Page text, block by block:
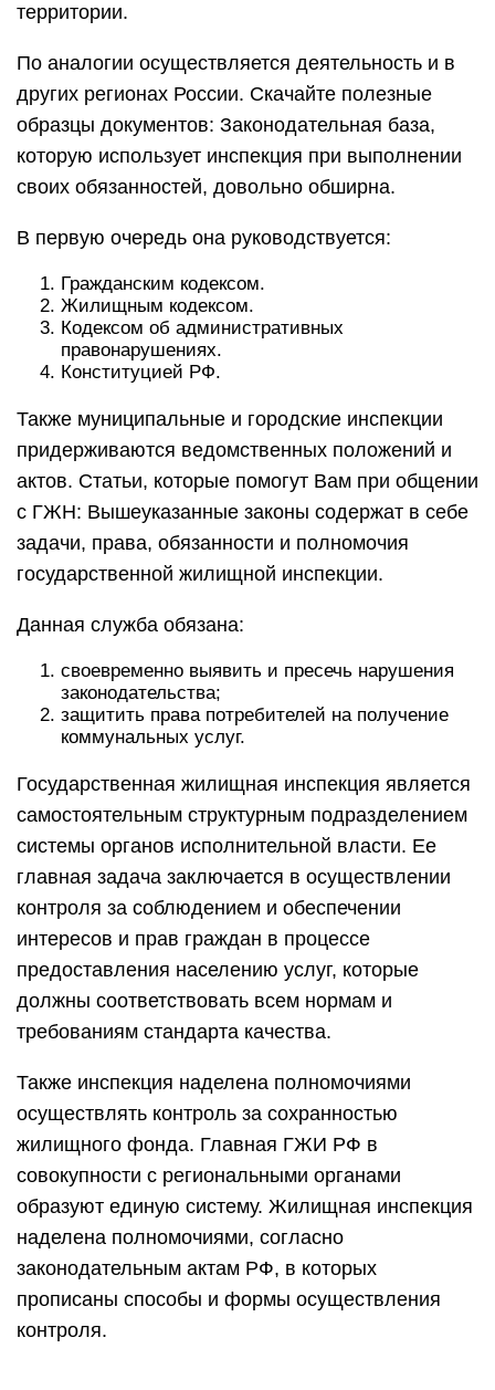
территории.
По аналогии осуществляется деятельность и в
других регионах России. Скачайте полезные
образцы документов: Законодательная база,
которую использует инспекция при выполнении
своих обязанностей, довольно обширна.
В первую очередь она руководствуется:
Гражданским кодексом.
Жилищным кодексом.
Кодексом об административных
правонарушениях.
Конституцией РФ.
Также муниципальные и городские инспекции
придерживаются ведомственных положений и
актов. Статьи, которые помогут Вам при общении
с ГЖН: Вышеуказанные законы содержат в себе
задачи, права, обязанности и полномочия
государственной жилищной инспекции.
Данная служба обязана:
своевременно выявить и пресечь нарушения
законодательства;
защитить права потребителей на получение
коммунальных услуг.
Государственная жилищная инспекция является
самостоятельным структурным подразделением
системы органов исполнительной власти. Ее
главная задача заключается в осуществлении
контроля за соблюдением и обеспечении
интересов и прав граждан в процессе
предоставления населению услуг, которые
должны соответствовать всем нормам и
требованиям стандарта качества.
Также инспекция наделена полномочиями
осуществлять контроль за сохранностью
жилищного фонда. Главная ГЖИ РФ в
совокупности с региональными органами
образуют единую систему. Жилищная инспекция
наделена полномочиями, согласно
законодательным актам РФ, в которых
прописаны способы и формы осуществления
контроля.